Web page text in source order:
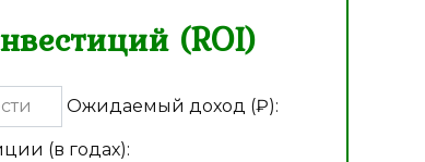
(ROI)
Ожидаемый доход (₽):
(в годах):